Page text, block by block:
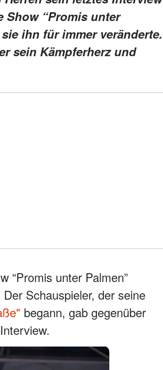
Show “Promis unter
ihn für immer veränderte.
sein Kämpferherz und
“Promis unter Palmen”
Schauspieler, der seine
begann, gab gegenüber